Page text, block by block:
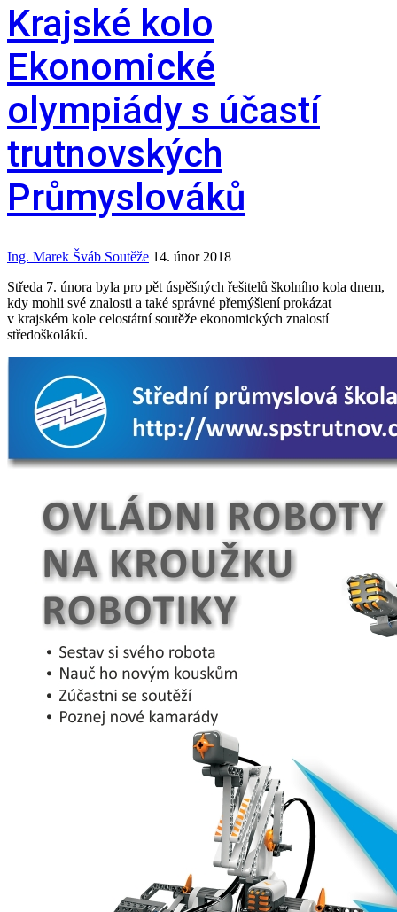
Krajské kolo
Ekonomické
olympiády s účastí
trutnovských
Průmyslováků
Ing. Marek Šváb Soutěže 14. únor 2018
Středa 7. února byla pro pět úspěšných řešitelů školního kola dnem,
kdy mohli své znalosti a také správné přemýšlení prokázat
v krajském kole celostátní soutěže ekonomických znalostí
středoškoláků.